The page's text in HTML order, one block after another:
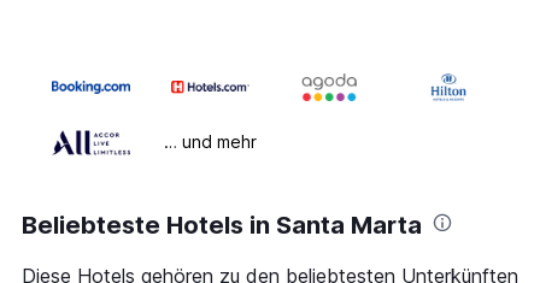
… und mehr
Beliebteste Hotels in Santa Marta
Diese Hotels gehören zu den beliebtesten Unterkünften